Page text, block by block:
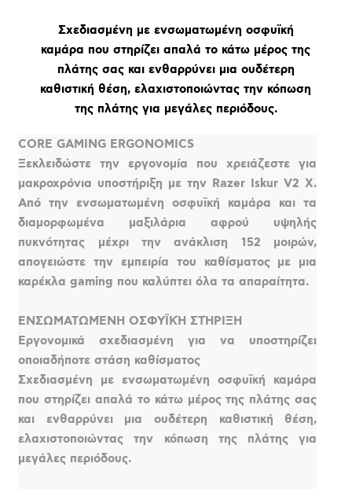
Σχεδιασμένη με ενσωματωμένη οσφυϊκή
καμάρα που στηρίζει απαλά το κάτω μέρος της
πλάτης σας και ενθαρρύνει μια ουδέτερη
καθιστική θέση, ελαχιστοποιώντας την κόπωση
της πλάτης για μεγάλες περιόδους.
CORE GAMING ERGONOMICS
Ξεκλειδώστε την εργονομία που χρειάζεστε για
μακροχρόνια υποστήριξη με την Razer Iskur V2 X.
Από την ενσωματωμένη οσφυϊκή καμάρα και τα
διαμορφωμένα μαξιλάρια αφρού υψηλής
πυκνότητας μέχρι την ανάκλιση 152 μοιρών,
απογειώστε την εμπειρία του καθίσματος με μια
καρέκλα gaming που καλύπτει όλα τα απαραίτητα.
ΕΝΣΩΜΑΤΩΜΈΝΗ ΟΣΦΥΪΚΉ ΣΤΉΡΙΞΗ
Εργονομικά σχεδιασμένη για να υποστηρίζει
οποιαδήποτε στάση καθίσματος
Σχεδιασμένη με ενσωματωμένη οσφυϊκή καμάρα
που στηρίζει απαλά το κάτω μέρος της πλάτης σας
και ενθαρρύνει μια ουδέτερη καθιστική θέση,
ελαχιστοποιώντας την κόπωση της πλάτης για
μεγάλες περιόδους.